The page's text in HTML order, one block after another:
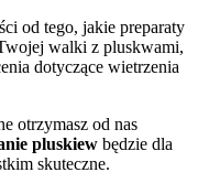
od tego, jakie preparaty
walki z pluskwami,
dotyczące wietrzenia
otrzymasz od nas
pluskiew będzie dla
skuteczne.